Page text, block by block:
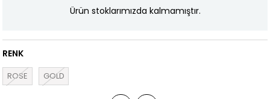
Ürün stoklarımızda kalmamıştır.
RENK
ROSE GOLD